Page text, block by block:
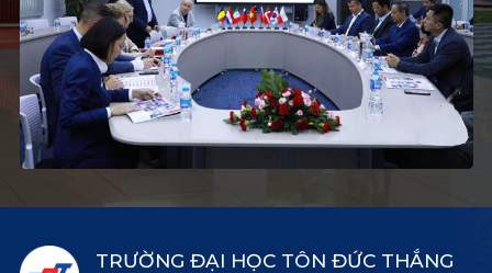
TRƯỜNG ĐẠI HỌC TÔN ĐỨC THẮNG